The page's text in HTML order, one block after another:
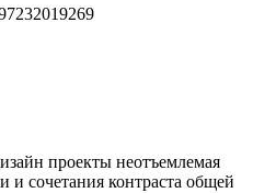
проекты неотъемлемая
и сочетания контраста общей